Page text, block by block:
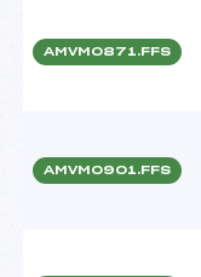
AMVM0871.FFS
AMVM0901.FFS